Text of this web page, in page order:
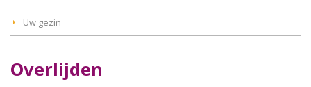
Uw gezin
Overlijden